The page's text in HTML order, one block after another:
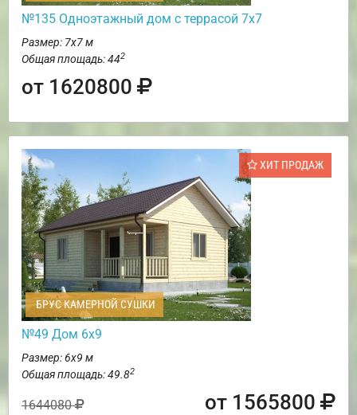
№135 Одноэтажный дом с террасой 7х7
Размер: 7х7 м
Общая площадь: 442
от 1620800
ХИТ ПРОДАЖ
БРУС КАМЕРНОЙ СУШКИ
№49 Дом 6х9
Размер: 6х9 м
Общая площадь: 49.82
1644080 от 1565800